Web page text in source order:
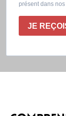
présent dans
JE